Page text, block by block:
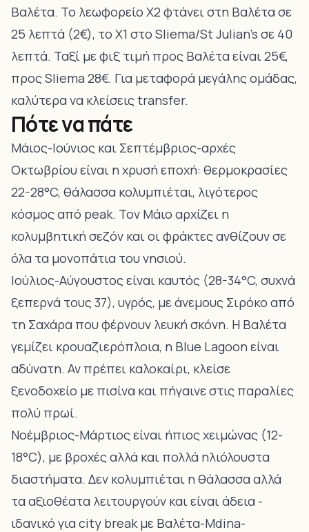
Βαλέτα. Το λεωφορείο Χ2 φτάνει στη Βαλέτα σε
25 λεπτά (2€), το Χ1 στο Sliema/St Julian’s σε 40
λεπτά. Ταξί με φιξ τιμή προς Βαλέτα είναι 25€,
προς Sliema 28€. Για μεταφορά μεγάλης ομάδας,
καλύτερα να κλείσεις transfer.
Πότε να πάτε
Μάιος-Ιούνιος και Σεπτέμβριος-αρχές
Οκτωβρίου είναι η χρυσή εποχή: θερμοκρασίες
22-28°C, θάλασσα κολυμπιέται, λιγότερος
κόσμος από peak. Τον Μάιο αρχίζει η
κολυμβητική σεζόν και οι φράκτες ανθίζουν σε
όλα τα μονοπάτια του νησιού.
Ιούλιος-Αύγουστος είναι καυτός (28-34°C, συχνά
ξεπερνά τους 37), υγρός, με άνεμους Σιρόκο από
τη Σαχάρα που φέρνουν λευκή σκόνη. Η Βαλέτα
γεμίζει κρουαζιερόπλοια, η Blue Lagoon είναι
αδύνατη. Αν πρέπει καλοκαίρι, κλείσε
ξενοδοχείο με πισίνα και πήγαινε στις παραλίες
πολύ πρωί.
Νοέμβριος-Μάρτιος είναι ήπιος χειμώνας (12-
18°C), με βροχές αλλά και πολλά ηλιόλουστα
διαστήματα. Δεν κολυμπιέται η θάλασσα αλλά
τα αξιοθέατα λειτουργούν και είναι άδεια -
ιδανικό για city break με Βαλέτα-Mdina-